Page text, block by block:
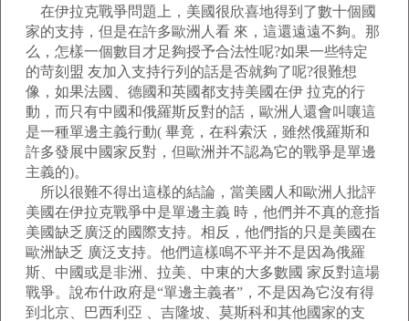
在伊拉克戰爭問題上，美國很欣喜地得到了數十個國
家的支持，但是在許多歐洲人看 來，這還遠遠不夠。那
么，怎樣一個數目才足夠授予合法性呢?如果一些特定
的苛刻盟 友加入支持行列的話是否就夠了呢?很難想
像，如果法國、德國和英國都支持美國在伊 拉克的行
動，而只有中國和俄羅斯反對的話，歐洲人還會叫嚷這
是一種單邊主義行動( 畢竟，在科索沃，雖然俄羅斯和
許多發展中國家反對，但歐洲并不認為它的戰爭是單邊
主義的)。
所以很難不得出這樣的結論，當美國人和歐洲人批評
美國在伊拉克戰爭中是單邊主義 時，他們并不真的意指
美國缺乏廣泛的國際支持。相反，他們指的只是美國在
歐洲缺乏 廣泛支持。他們這樣鳴不平并不是因為俄羅
斯、中國或是非洲、拉美、中東的大多數國 家反對這場
戰爭。說布什政府是“單邊主義者”，不是因為它沒有得
到北京、巴西利亞 、吉隆坡、莫斯科和其他國家的支